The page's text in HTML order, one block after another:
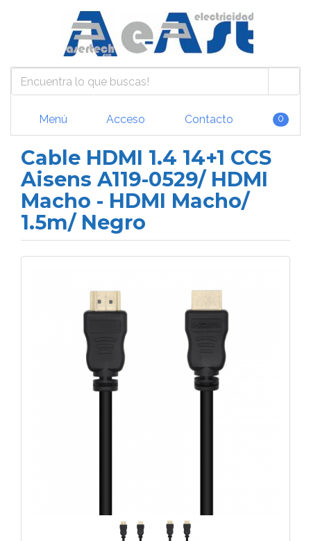
Menú Acceso Contacto 0
Cable HDMI 1.4 14+1 CCS
Aisens A119-0529/ HDMI
Macho - HDMI Macho/
1.5m/ Negro